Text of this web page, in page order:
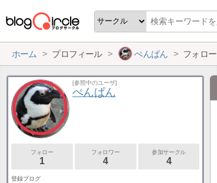
ホーム プロフィール ぺんぱん フォロー
[参照中のユーザ]
ぺんぱん
フォロー
1
フォロワー
4
参加サークル
4
登録ブログ